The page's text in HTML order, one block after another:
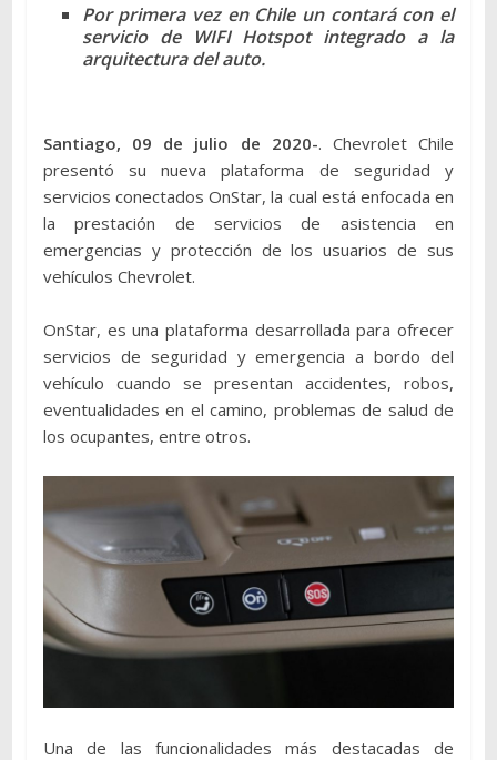
Por primera vez en Chile un contará con el
servicio de WIFI Hotspot integrado a la
arquitectura del auto.
Santiago, 09 de julio de 2020-. Chevrolet Chile
presentó su nueva plataforma de seguridad y
servicios conectados OnStar, la cual está enfocada en
la prestación de servicios de asistencia en
emergencias y protección de los usuarios de sus
vehículos Chevrolet.
OnStar, es una plataforma desarrollada para ofrecer
servicios de seguridad y emergencia a bordo del
vehículo cuando se presentan accidentes, robos,
eventualidades en el camino, problemas de salud de
los ocupantes, entre otros.
Una de las funcionalidades más destacadas de